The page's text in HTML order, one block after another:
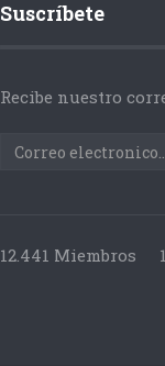
Suscríbete
Recibe nuestro
12.441 Miembros